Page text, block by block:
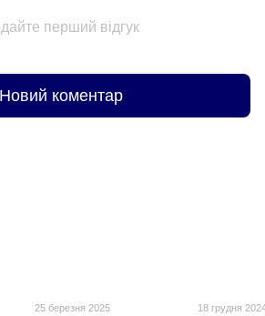
перший відгук
Новий коментар
25 березня 2025 18 грудня